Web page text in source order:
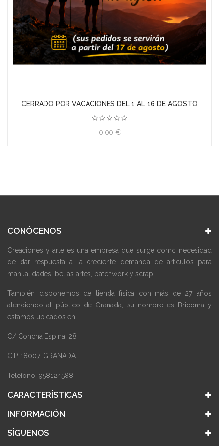
TELA PRINCESAS DISNEY
4,40 €
CONÓCENOS
Creaciones y arte es una empresa que surge como necesidad
de dar respuesta a la creciente demanda de artículos para
manualidades, bellas artes, patchwork y scrap.
También disponemos de tienda física con más de 27 años
atendiendo al público de Granada, su nombre es Bricoma y
estamos ubicados en:
C/ Concha Espina, 28
C.P. 18007. GRANADA
Teléfono: 958124588
CARACTERÍSTICAS
INFORMACIÓN
SÍGUENOS